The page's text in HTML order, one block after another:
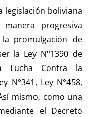
boliviana
progresiva
promulgación de
la Ley N°1390 de
Lucha Contra la
N°341, Ley N°458,
mismo, como una
el Decreto